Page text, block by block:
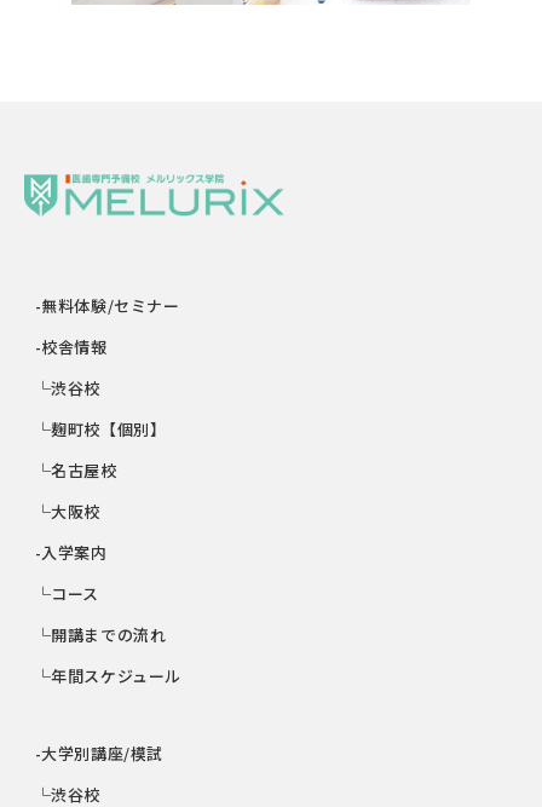
-無料体験/セミナー
-校舎情報
└渋谷校
└麹町校【個別】
└名古屋校
└大阪校
-入学案内
└コース
└開講までの流れ
└年間スケジュール
-大学別講座/模試
└渋谷校